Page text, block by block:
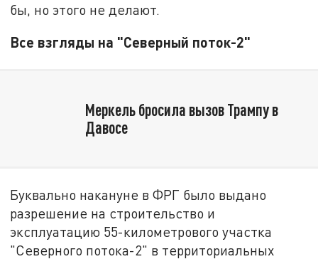
бы, но этого не делают.
Все взгляды на "Северный поток-2"
Меркель бросила вызов Трампу в
Давосе
Буквально накануне в ФРГ было выдано
разрешение на строительство и
эксплуатацию 55-километрового участка
"Северного потока-2" в территориальных